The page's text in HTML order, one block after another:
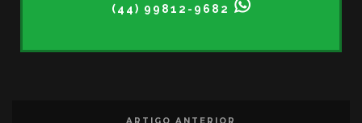
(44) 99812-9682